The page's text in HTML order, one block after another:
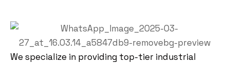
We specialize in providing top-tier industrial